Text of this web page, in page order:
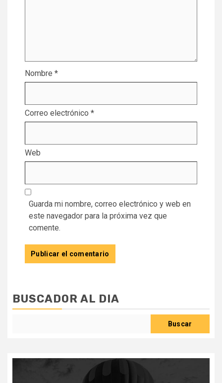
Nombre *
Correo electrónico *
Web
Guarda mi nombre, correo electrónico y web en
este navegador para la próxima vez que
comente.
BUSCADOR AL DIA
Buscar